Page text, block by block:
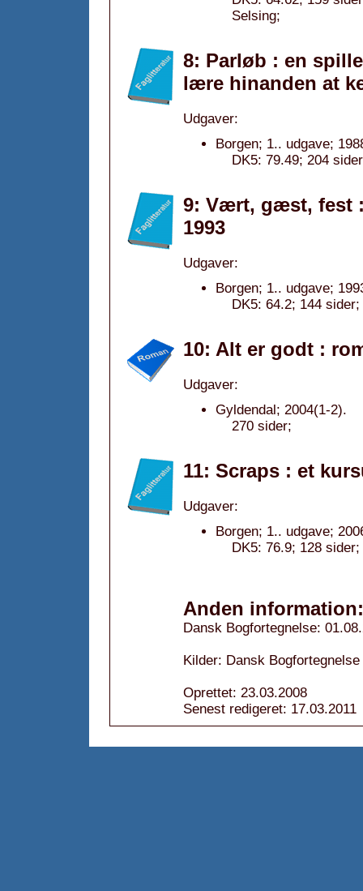
Selsing;
8: Parløb : en
lære hinanden at
Udgaver:
Borgen; 1.. udgave;
DK5: 79.49; 204
9: Vært, gæst, fest
1993
Udgaver:
Borgen; 1.. udgave;
DK5: 64.2; 144 sider;
10: Alt er godt :
Udgaver:
Gyldendal; 2004(1-2).
270 sider;
11: Scraps : et
Udgaver:
Borgen; 1.. udgave;
DK5: 76.9; 128 sider;
Anden information:
Dansk Bogfortegnelse:
Kilder: Dansk Bogfortegnelse
Oprettet: 23.03.2008
Senest redigeret: 17.03.2011